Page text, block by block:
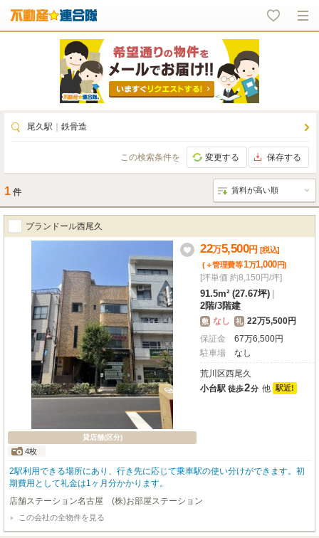
尾久駅 鉄骨造
この検索条件を 変更する 保存する
1 件
プランドール西尾久
貸店舗(区分)
4枚
22万5,500円 [税込]
(＋管理費等1万1,000円)
[坪単価 約8,150円/坪]
91.5m² (27.67坪)
2階/3階建
敷 なし 礼 22万5,500円
保証金
67万6,500円
駐車場
なし
荒川区西尾久
小台駅 徒歩2分 他 駅近!
2駅利用できる場所にあり、行き先に応じて乗車駅の使い分けができます。初
期費用として礼金は1ヶ月分かかります。
店舗ステーション名古屋 (株)お部屋ステーション
この会社の全物件を見る